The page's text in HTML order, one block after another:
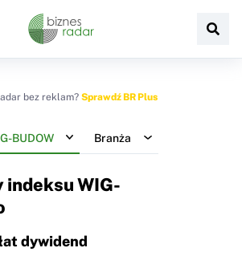
bez reklam? Sprawdź BR Plus
BUDOW Branża
indeksuWIG-
dywidend